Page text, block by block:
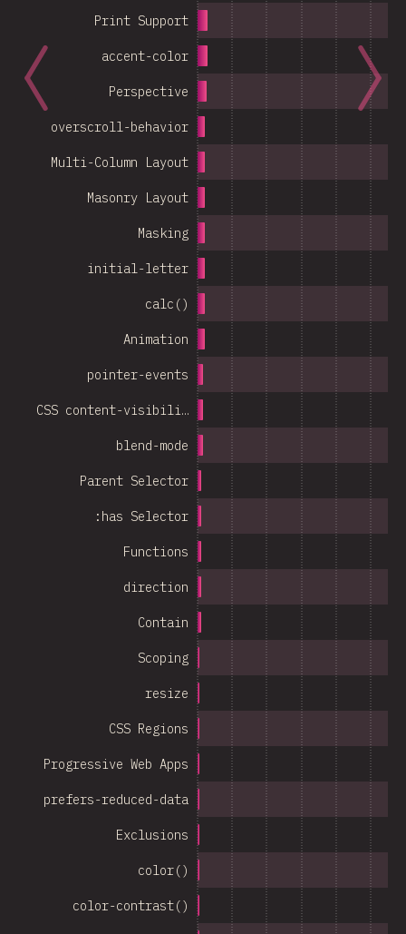
color-contrast()
color()
Exclusions
prefers-reduced-data
Progressive Web Apps
CSS Regions
resize
Scoping
Contain
direction
Functions
:has Selector
Parent Selector
blend-mode
CSS content-visibili…
pointer-events
Animation
calc()
initial-letter
Masking
Masonry Layout
Multi-Column Layout
overscroll-behavior
Perspective
accent-color
Print Support